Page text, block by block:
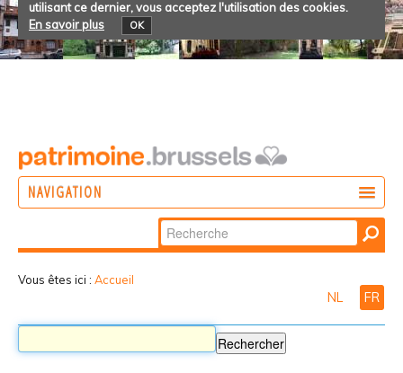
utilisant ce dernier, vous acceptez l'utilisation des cookies.
En savoir plus
OK
NAVIGATION
Chercher par
Recherche
Vous êtes ici : Accueil
NL FR